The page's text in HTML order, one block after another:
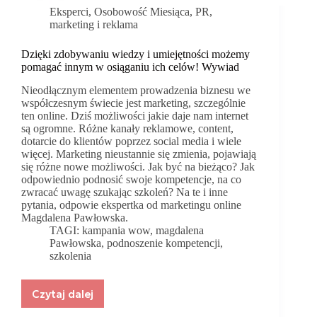
Eksperci, Osobowość Miesiąca, PR,
marketing i reklama
Dzięki zdobywaniu wiedzy i umiejętności możemy
pomagać innym w osiąganiu ich celów! Wywiad
Nieodłącznym elementem prowadzenia biznesu we
współczesnym świecie jest marketing, szczególnie
ten online. Dziś możliwości jakie daje nam internet
są ogromne. Różne kanały reklamowe, content,
dotarcie do klientów poprzez social media i wiele
więcej. Marketing nieustannie się zmienia, pojawiają
się różne nowe możliwości. Jak być na bieżąco? Jak
odpowiednio podnosić swoje kompetencje, na co
zwracać uwagę szukając szkoleń? Na te i inne
pytania, odpowie ekspertka od marketingu online
Magdalena Pawłowska.
TAGI: kampania wow,magdalena
Pawłowska, podnoszenie kompetencji,
szkolenia
Czytaj dalej
Dzięki